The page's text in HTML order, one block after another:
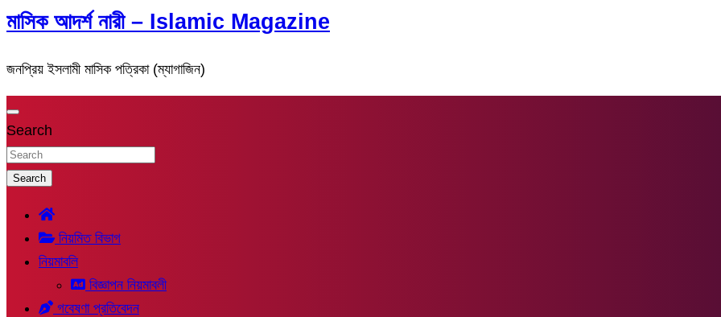
মাসিক আদর্শ নারী – Islamic Magazine
জনপ্রিয় ইসলামী মাসিক পত্রিকা (ম্যাগাজিন)
Search
Search
নিয়মিত বিভাগ
নিয়মাবলি
বিজ্ঞাপন নিয়মাবলী
গবেষণা প্রতিবেদন